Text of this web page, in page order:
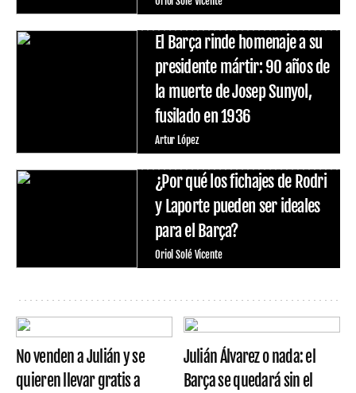
El Barça rinde homenaje a su
presidente mártir: 90 años de
la muerte de Josep Sunyol,
fusilado en 1936
Artur López
¿Por qué los fichajes de Rodri
y Laporte pueden ser ideales
para el Barça?
Oriol Solé Vicente
No venden a Julián y se
quieren llevar gratis a
Julián Álvarez o nada: el
Barça se quedará sin el